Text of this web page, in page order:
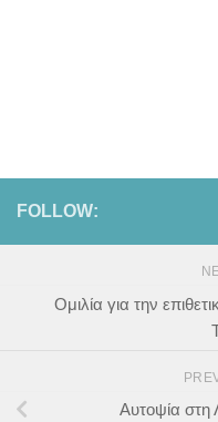
FOLLOW:
Ομιλία για την
Αυτοψία